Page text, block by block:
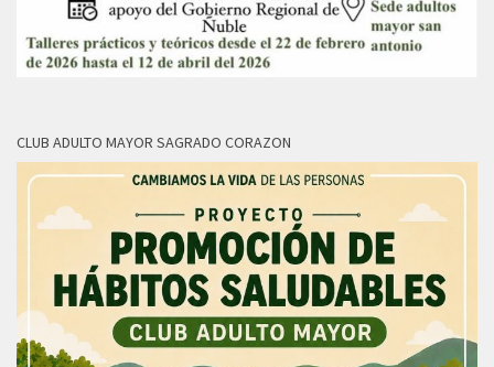
CLUB ADULTO MAYOR SAGRADO CORAZON